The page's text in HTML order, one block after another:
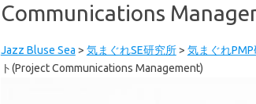
Communications
Jazz Bluse Sea > 気まぐれSE研究所> 気まぐれ
ト(Project Communications Management)